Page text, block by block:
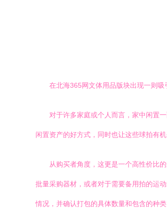
在北海365网文体用品版块出现一则吸
对于许多家庭或个人而言，家中闲置
闲置资产的好方式，同时也让这些球拍有
从购买者角度，这更是一个高性价比
批量采购器材，或者对于需要备用拍的运
情况，并确认打包的具体数量和包含的种